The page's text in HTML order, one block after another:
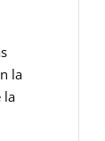
la
la